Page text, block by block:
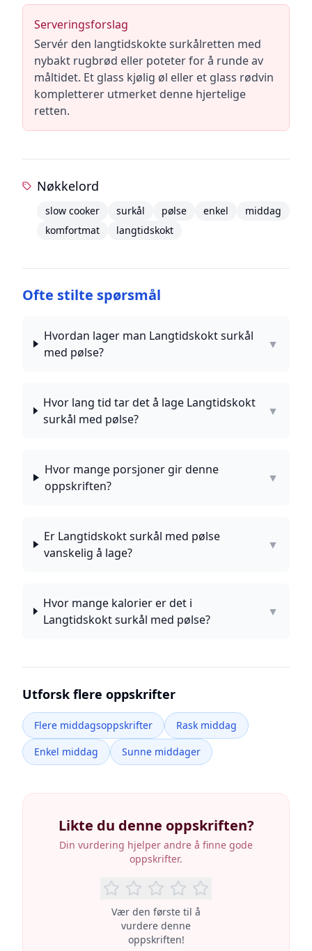
Serveringsforslag
Servér den langtidskokte surkålretten med
nybakt rugbrød eller poteter for å runde av
måltidet. Et glass kjølig øl eller et glass rødvin
kompletterer utmerket denne hjertelige
retten.
Nøkkelord
slow cooker surkål pølse enkel
middag
komfortmat
langtidskokt
Ofte stilte spørsmål
Hvordan lager man Langtidskokt surkål
med pølse?
▼
Hvor lang tid tar det å lage Langtidskokt
surkål med pølse?
▼
Hvor mange porsjoner gir denne
oppskriften?
▼
Er Langtidskokt surkål med pølse
vanskelig å lage?
▼
Hvor mange kalorier er det i
Langtidskokt surkål med pølse?
▼
Utforsk flere oppskrifter
Flere middagsoppskrifter
Rask middag
Enkel middag
Sunne middager
Likte du denne oppskriften?
Din vurdering hjelper andre å finne gode
oppskrifter.
Vær den første til å
vurdere denne
oppskriften!